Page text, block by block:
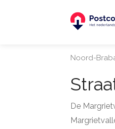
Noord-
De